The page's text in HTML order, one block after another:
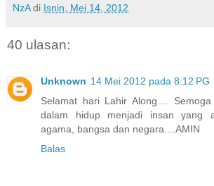
NzA di Isnin, Mei 14, 2012
40 ulasan:
Unknown 14 Mei 2012 pada 8:12 PG
Selamat hari Lahir Along....
dalam hidup menjadi insan yang
agama, bangsa dan negara....AMIN
Balas